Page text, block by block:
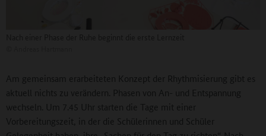
Am gemeinsam erarbeiteten Konzept der Rhythmisierung gibt es
aktuell nichts zu verändern. Phasen von An- und Entspannung
wechseln. Um 7.45 Uhr starten die Tage mit einer
Vorbereitungszeit, in der die Schülerinnen und Schüler